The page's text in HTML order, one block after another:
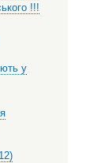
!!!
у